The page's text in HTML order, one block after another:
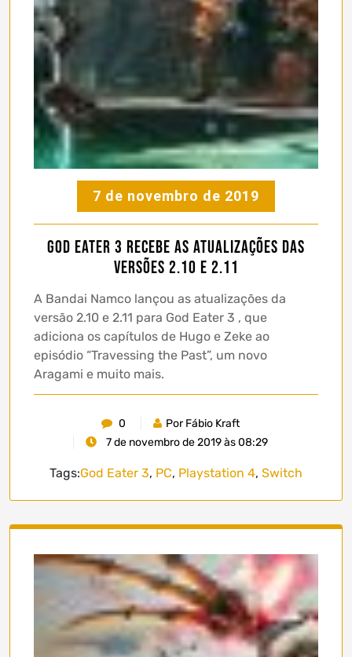
7 de novembro de 2019
God Eater 3 recebe as atualizações das
versões 2.10 e 2.11
A Bandai Namco lançou as atualizações da
versão 2.10 e 2.11 para God Eater 3 , que
adiciona os capítulos de Hugo e Zeke ao
episódio “Travessing the Past”, um novo
Aragami e muito mais.
0
Por Fábio Kraft
7 de novembro de 2019 às 08:29
Tags:God Eater 3, PC, Playstation 4, Switch